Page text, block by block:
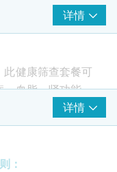
瘤等
态下无法察觉的心脏
详情
健康筛查套餐可
血脂、肾功能、
症标志物（如肝
和卵巢（仅限女
解释医疗报告
详情
：